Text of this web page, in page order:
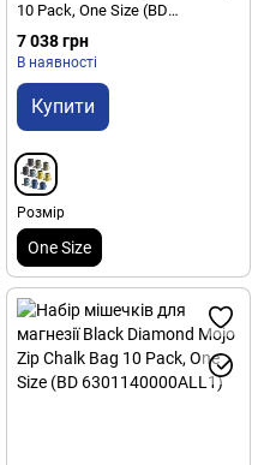
10 Pack, One Size (BD
6301130000ALL1)
7 038 грн
В наявності
Купити
Розмір
One Size